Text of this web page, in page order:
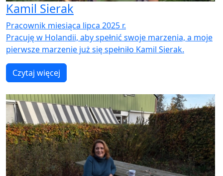
Kamil Sierak
Pracownik miesiąca lipca 2025 r.
Pracuję w Holandii, aby spełnić swoje marzenia, a moje
pierwsze marzenie już się spełniło Kamil Sierak.
Czytaj więcej